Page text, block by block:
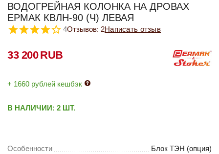
ВОДОГРЕЙНАЯ КОЛОНКА НА ДРОВАХ
ЕРМАК КВЛН-90 (Ч) ЛЕВАЯ
4Отзывов: 2Написать отзыв
33 200RUB
+ 1660 рублей кешбэк
В НАЛИЧИИ: 2 ШТ.
Особенности Блок ТЭН (опция)